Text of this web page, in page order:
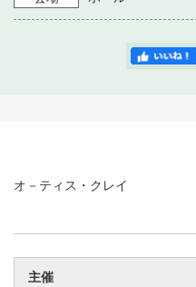
・ 芸術参与
オ－ティス・クレイ
主催